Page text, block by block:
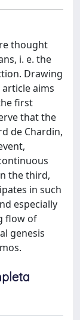
thought
i. e. the
Drawing
aims
first
that the
de Chardin,
the third,
in such
especially
flow of
genesis